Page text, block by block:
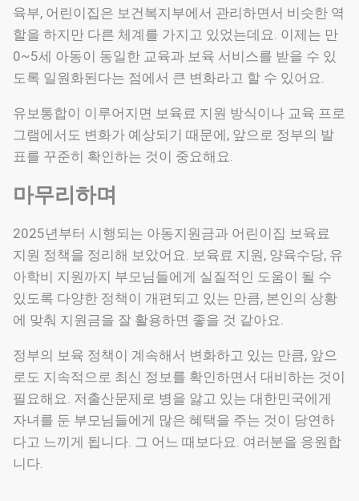
육부, 어린이집은 보건복지부에서 관리하면서 비슷한 역
할을 하지만 다른 체계를 가지고 있었는데요. 이제는 만
0~5세 아동이 동일한 교육과 보육 서비스를 받을 수 있
도록 일원화된다는 점에서 큰 변화라고 할 수 있어요.
유보통합이 이루어지면 보육료 지원 방식이나 교육 프로
그램에서도 변화가 예상되기 때문에, 앞으로 정부의 발
표를 꾸준히 확인하는 것이 중요해요.
마무리하며
2025년부터 시행되는 아동지원금과 어린이집 보육료
지원 정책을 정리해 보았어요. 보육료 지원, 양육수당, 유
아학비 지원까지 부모님들에게 실질적인 도움이 될 수
있도록 다양한 정책이 개편되고 있는 만큼, 본인의 상황
에 맞춰 지원금을 잘 활용하면 좋을 것 같아요.
정부의 보육 정책이 계속해서 변화하고 있는 만큼, 앞으
로도 지속적으로 최신 정보를 확인하면서 대비하는 것이
필요해요. 저출산문제로 병을 앓고 있는 대한민국에게
자녀를 둔 부모님들에게 많은 혜택을 주는 것이 당연하
다고 느끼게 됩니다. 그 어느 때보다요. 여러분을 응원합
니다.